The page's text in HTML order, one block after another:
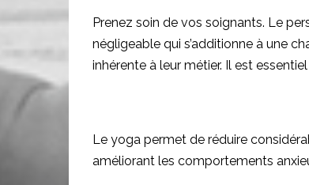
Prenez soin de vos soignants. Le
négligeable qui s’additionne à une
inhérente à leur métier. Il est
Le yoga permet de réduire
améliorant les comportements